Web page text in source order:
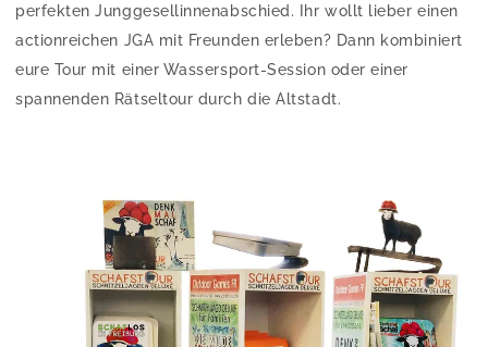
perfekten Junggesellinnenabschied. Ihr wollt lieber einen
actionreichen JGA mit Freunden erleben? Dann kombiniert
eure Tour mit einer Wassersport-Session oder einer
spannenden Rätseltour durch die Altstadt.